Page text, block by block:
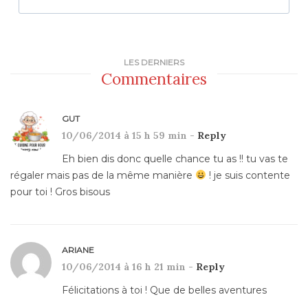
LES DERNIERS
Commentaires
GUT
10/06/2014 à 15 h 59 min - Reply
Eh bien dis donc quelle chance tu as !! tu vas te
régaler mais pas de la même manière
! je suis contente
pour toi ! Gros bisous
ARIANE
10/06/2014 à 16 h 21 min - Reply
Félicitations à toi ! Que de belles aventures